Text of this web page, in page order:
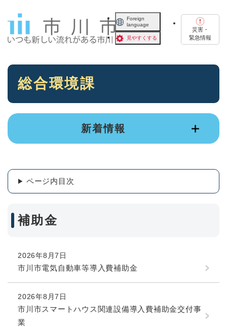
Foreign
language
見やすくする
災害・
緊急情報
本
総合環境課
新着情報
ページ内目次
補助金
2026年8月7日
市川市電気自動車等導入費補助金
2026年8月7日
市川市スマートハウス関連設備導入費補助金交付事
業